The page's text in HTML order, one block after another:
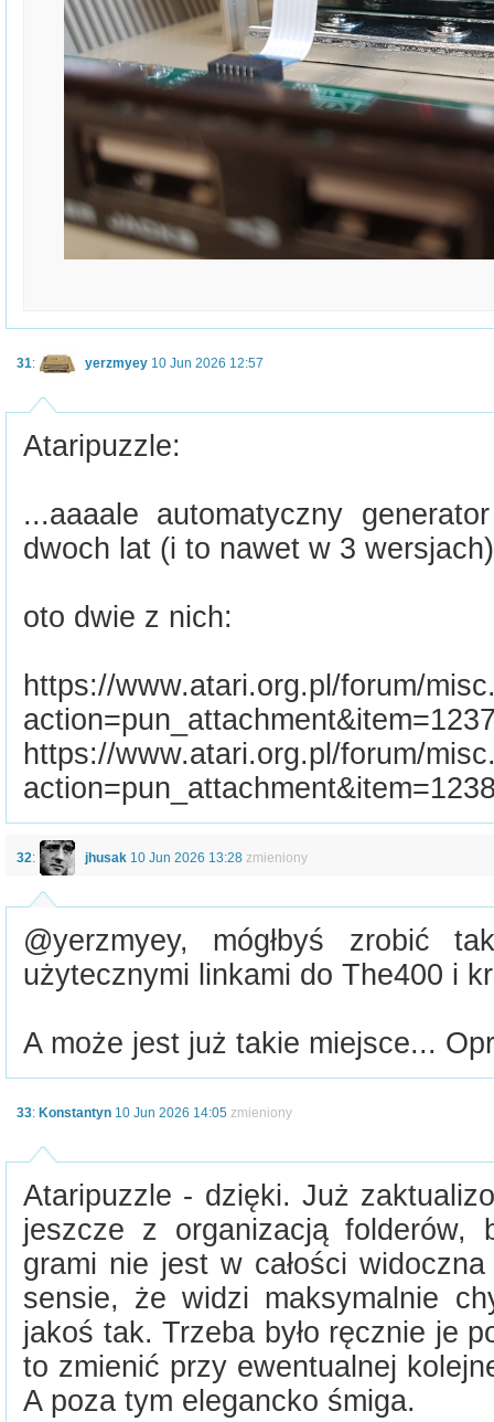
31: yerzmyey 10 Jun 2026 12:57
Ataripuzzle:
...aaaale automatyczny
dwoch lat (i to nawet w 3
oto dwie z nich:
https://www.atari.org.pl/forum/
https://www.atari.org.pl/forum/
32: jhusak 10 Jun 2026 13:28 zmieniony
@yerzmyey, mógłbyś zrobić
użytecznymi linkami do The400 i
A może jest już takie miejsce...
33: Konstantyn 10 Jun 2026 14:05 zmieniony
Ataripuzzle - dzięki. Już
jeszcze z organizacją
grami nie jest w całości
sensie, że widzi maksymalnie
jakoś tak. Trzeba było ręcznie je
to zmienić przy ewentualnej
A poza tym elegancko śmiga.